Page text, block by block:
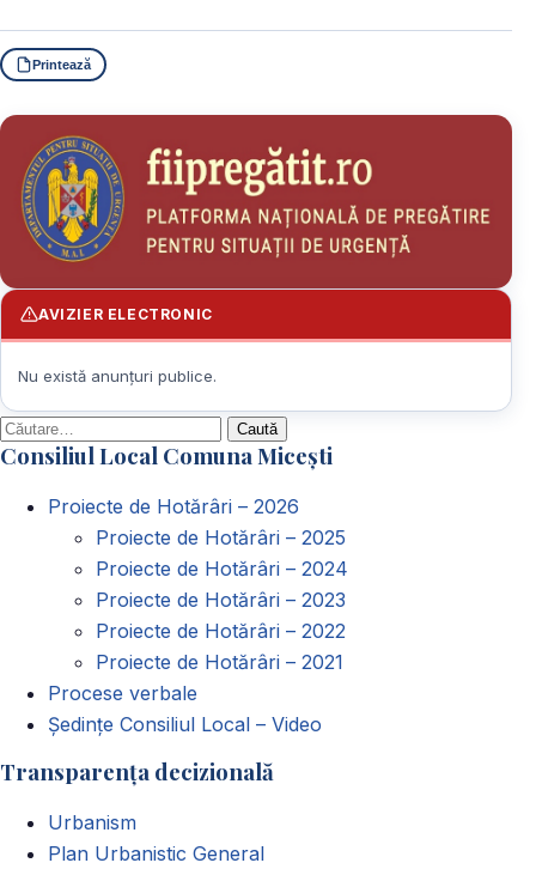
Printează
AVIZIER ELECTRONIC
Nu există anunțuri publice.
Caută
după:
Consiliul Local Comuna Micești
Proiecte de Hotărâri – 2026
Proiecte de Hotărâri – 2025
Proiecte de Hotărâri – 2024
Proiecte de Hotărâri – 2023
Proiecte de Hotărâri – 2022
Proiecte de Hotărâri – 2021
Procese verbale
Ședințe Consiliul Local – Video
Transparența decizională
Urbanism
Plan Urbanistic General